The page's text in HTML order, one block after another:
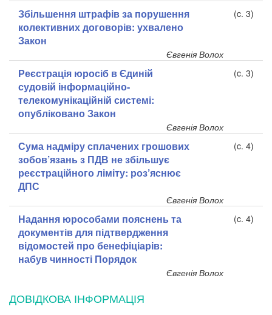
Збільшення штрафів за порушення
колективних договорів: ухвалено
Закон
(c. 3)
Євгенія Волох
Реєстрація юросіб в Єдиній
судовій інформаційно-
телекомунікаційній системі:
опубліковано Закон
(c. 3)
Євгенія Волох
Сума надміру сплачених грошових
зобов’язань з ПДВ не збільшує
реєстраційного ліміту: роз’яснює
ДПС
(c. 4)
Євгенія Волох
Надання юрособами пояснень та
документів для підтвердження
відомостей про бенефіціарів:
набув чинності Порядок
(c. 4)
Євгенія Волох
ДОВІДКОВА ІНФОРМАЦІЯ